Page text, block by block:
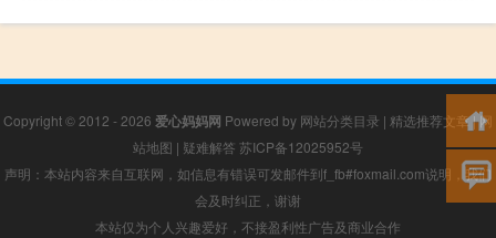
Copyright © 2012 - 2026 爱心妈妈网 Powered by 网站分类目录 | 精选推荐文章|网
站地图 | 疑难解答 苏ICP备12025952号
声明：本站内容来自互联网，如信息有错误可发邮件到f_fb#foxmail.com说明，我们
会及时纠正，谢谢
本站仅为个人兴趣爱好，不接盈利性广告及商业合作